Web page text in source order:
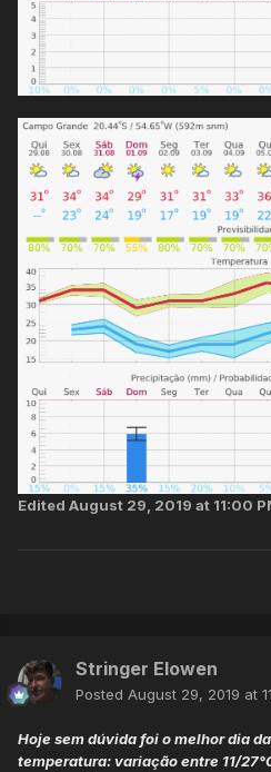
Edited August 29, 2019 at 11:00
Stringer Elowen
Posted August 29, 2019 at
Hoje sem dúvida foi o melhor dia
temperatura: variação entre 11/